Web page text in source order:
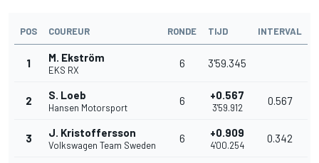
POS COUREUR RONDE TIJD INTERVAL
1 M. Ekström
EKS RX
6 3'59.345
2 S. Loeb
Hansen Motorsport
6 +0.567
3'59.912
0.567
3 J. Kristoffersson
Volkswagen Team Sweden
6 +0.909
4'00.254
0.342